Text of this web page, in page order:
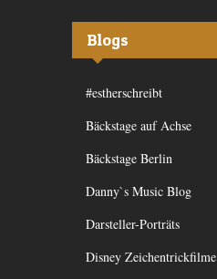
Blogs
#estherschreibt
Bäckstage auf Achse
Bäckstage Berlin
Danny`s Music Blog
Darsteller-Porträts
Disney Zeichentrickfilme